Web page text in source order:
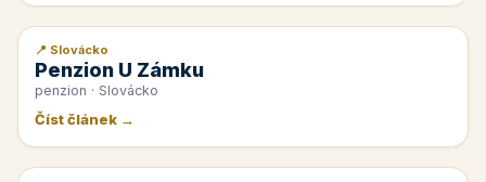
📰 PR článek
📍 Slovácko
Penzion U Zámku
penzion · Slovácko
Číst článek →